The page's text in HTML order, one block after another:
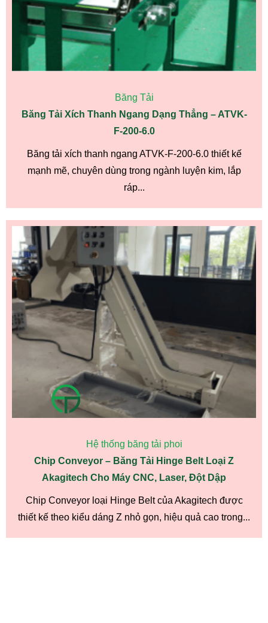
Băng Tải
Băng Tải Xích Thanh Ngang Dạng Thẳng – ATVK-
F-200-6.0
Băng tải xích thanh ngang ATVK-F-200-6.0 thiết kế
mạnh mẽ, chuyên dùng trong ngành luyện kim, lắp
ráp...
Hệ thống băng tải phoi
Chip Conveyor – Băng Tải Hinge Belt Loại Z
Akagitech Cho Máy CNC, Laser, Đột Dập
Chip Conveyor loại Hinge Belt của Akagitech được
thiết kế theo kiểu dáng Z nhỏ gọn, hiệu quả cao trong...